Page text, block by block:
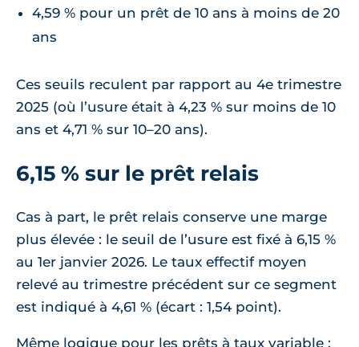
4,59 % pour un prêt de 10 ans à moins de 20
ans
Ces seuils reculent par rapport au 4e trimestre
2025 (où l’usure était à 4,23 % sur moins de 10
ans et 4,71 % sur 10–20 ans).
6,15 % sur le prêt relais
Cas à part, le prêt relais conserve une marge
plus élevée : le seuil de l’usure est fixé à 6,15 %
au 1er janvier 2026. Le taux effectif moyen
relevé au trimestre précédent sur ce segment
est indiqué à 4,61 % (écart : 1,54 point).
Même logique pour les prêts à taux variable :